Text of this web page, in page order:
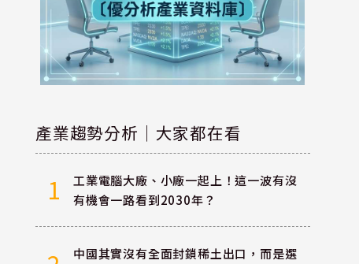
產業趨勢分析｜大家都在看
1
工業電腦大廠、小廠一起上！這一波有沒
有機會一路看到2030年？
中國其實沒有全面封鎖稀土出口，而是選